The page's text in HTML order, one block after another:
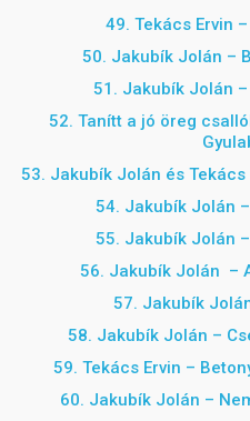
49. Tekács Ervin
50. Jakubík Jolán –
51. Jakubík Jolán –
52. Tanítt a jó öreg
53. Jakubík Jolán és
54. Jakubík Jolán
55. Jakubík Jolán
56. Jakubík Jolán –
57. Jakubík
58. Jakubík Jolán –
59. Tekács Ervin –
60. Jakubík Jolán –